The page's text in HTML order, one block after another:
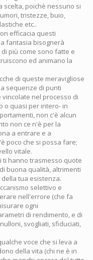
scelta, poichè nessuno si
tristezze, buio,
etc..
efficacia questi
fantasia bisognerà
più come sono fatte e
ed animano la
di queste meravigliose
sequenze di punti
nel processo di
o quasi per intero- in
non c'è alcun
non ce n'è per la
a entrare e a
poco che si possa fare;
vitale.
ti hanno trasmesso quote
buona qualità, altrimenti
tua esistenza.
selettivo e
nell'errore (che fa
ogni
di rendimento, e di
svogliati, sfiduciati,
voce che si leva a
della vita (chi ne è in